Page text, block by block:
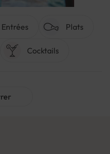
Entrées Plats
Cocktails